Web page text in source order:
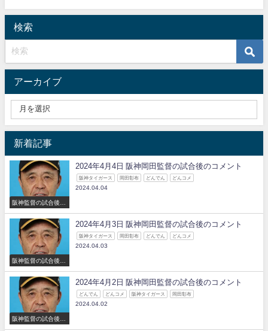
検索
アーカイブ
新着記事
阪神監督の試合後の
2024年4月4日 阪神岡田監督の試合後のコメント
阪神タイガース 岡田彰布 どんでん どんコメ
2024.04.04
阪神監督の試合後の
2024年4月3日 阪神岡田監督の試合後のコメント
阪神タイガース 岡田彰布 どんでん どんコメ
2024.04.03
阪神監督の試合後の
2024年4月2日 阪神岡田監督の試合後のコメント
どんでん どんコメ 阪神タイガース 岡田彰布
2024.04.02